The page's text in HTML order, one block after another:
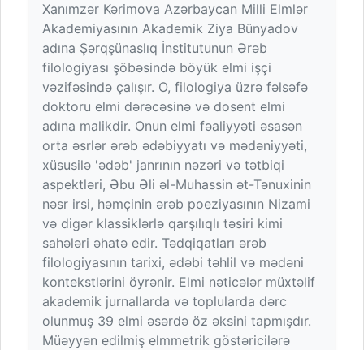
Xanımzər Kərimova Azərbaycan Milli Elmlər
Akademiyasının Akademik Ziya Bünyadov
adına Şərqşünaslıq İnstitutunun Ərəb
filologiyası şöbəsində böyük elmi işçi
vəzifəsində çalışır. O, filologiya üzrə fəlsəfə
doktoru elmi dərəcəsinə və dosent elmi
adına malikdir. Onun elmi fəaliyyəti əsasən
orta əsrlər ərəb ədəbiyyatı və mədəniyyəti,
xüsusilə 'ədəb' janrının nəzəri və tətbiqi
aspektləri, Əbu Əli əl-Muhassin ət-Tənuxinin
nəsr irsi, həmçinin ərəb poeziyasının Nizami
və digər klassiklərlə qarşılıqlı təsiri kimi
sahələri əhatə edir. Tədqiqatları ərəb
filologiyasının tarixi, ədəbi təhlil və mədəni
kontekstlərini öyrənir. Elmi nəticələr müxtəlif
akademik jurnallarda və toplularda dərc
olunmuş 39 elmi əsərdə öz əksini tapmışdır.
Müəyyən edilmiş elmmetrik göstəricilərə